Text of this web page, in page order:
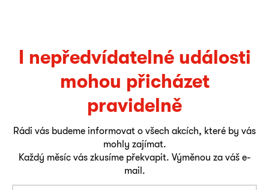
I nepředvídatelné události
mohou přicházet
pravidelně
Rádi vás budeme informovat o všech akcích, které by vás
mohly zajímat.
Každý měsíc vás zkusíme překvapit. Výměnou za váš e-
mail.